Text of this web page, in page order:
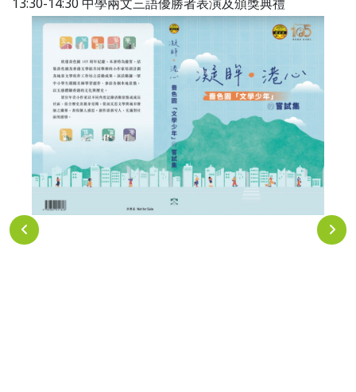
13:30-14:30 中學兩文三語優勝者表演及頒獎典禮